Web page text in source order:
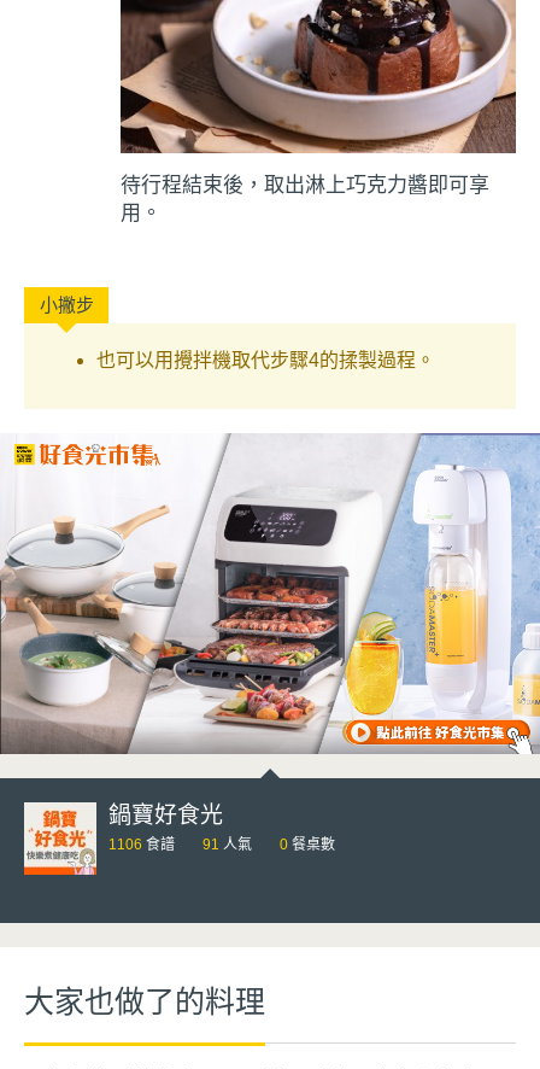
待行程結束後，取出淋上巧克力醬即可享
用。
也可以用攪拌機取代步驟4的揉製過程。
鍋寶好食光
1106 食譜 91 人氣 0 餐桌數
大家也做了的料理